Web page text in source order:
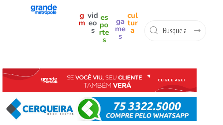
g
m
vid
eo
s
es
po
rte
s
ga
me
s
cul
tur
a